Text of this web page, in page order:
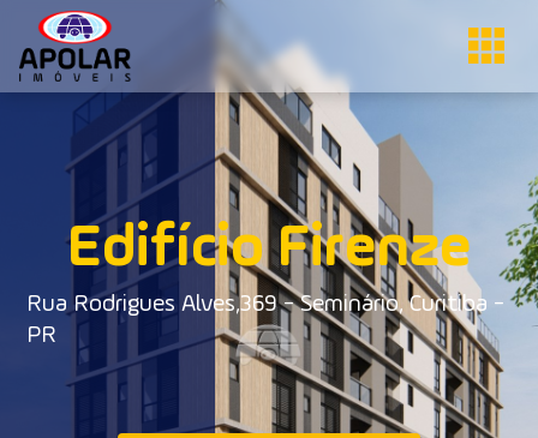
Edifício Firenze
Rua Rodrigues Alves,369 - Seminário, Curitiba -
PR